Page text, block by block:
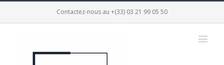
Contactez-nous au +(33) 03 21 99 05 50